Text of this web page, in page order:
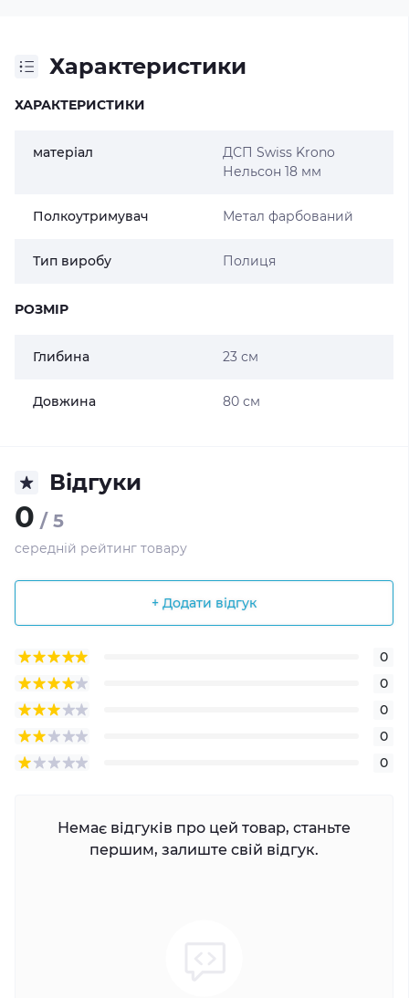
Характеристики
ХАРАКТЕРИСТИКИ
матеріал
ДСП Swiss Krono
Нельсон 18 мм
Полкоутримувач Метал фарбований
Тип виробу Полиця
РОЗМІР
Глибина 23 см
Довжина 80 см
Відгуки
0 / 5
середній рейтинг товару
+ Додати відгук
0
0
0
0
0
Немає відгуків про цей товар, станьте
першим, залиште свій відгук.